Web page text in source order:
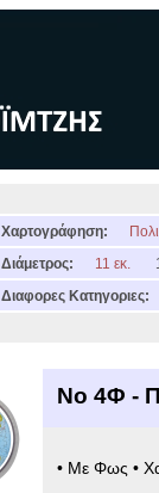
Χαρτογράφηση:
Διάμετρος:
11 εκ.
Διαφορες Κατηγοριες:
Νο 4Φ -
• Με Φως •